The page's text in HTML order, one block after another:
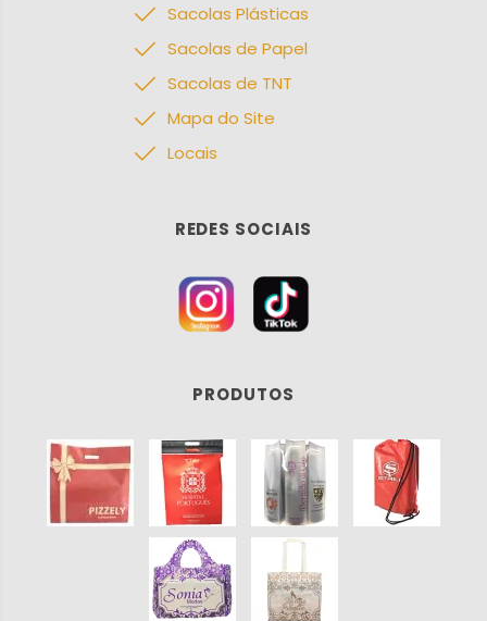
Sacolas Plásticas
Sacolas de Papel
Sacolas de TNT
Mapa do Site
Locais
REDES SOCIAIS
PRODUTOS